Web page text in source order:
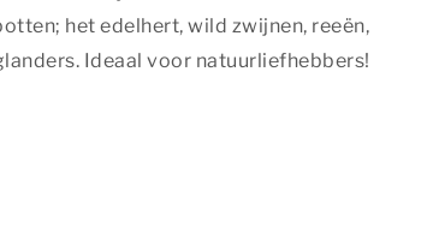
het edelhert, wild zwijnen, reeën,
Ideaal voor natuurliefhebbers!